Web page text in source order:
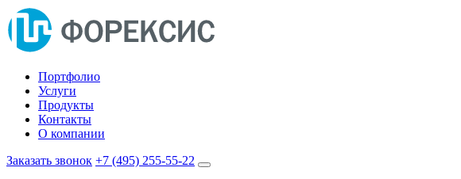
Портфолио
Услуги
Продукты
Контакты
О компании
Заказать звонок +7 (495) 255-55-22